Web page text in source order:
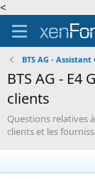
<
BTS AG -
BTS AG - E4
clients
Questions relatives
clients et les